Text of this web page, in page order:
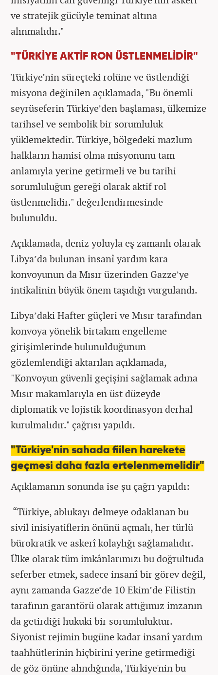
ve stratejik gücüyle teminat altına
alınmalıdır."
"TÜRKİYE AKTİF RON ÜSTLENMELİDİR"
Türkiye’nin süreçteki rolüne ve üstlendiği
misyona değinilen açıklamada, "Bu önemli
seyrüseferin Türkiye’den başlaması, ülkemize
tarihsel ve sembolik bir sorumluluk
yüklemektedir. Türkiye, bölgedeki mazlum
halkların hamisi olma misyonunu tam
anlamıyla yerine getirmeli ve bu tarihi
sorumluluğun gereği olarak aktif rol
üstlenmelidir." değerlendirmesinde
bulunuldu.
Açıklamada, deniz yoluyla eş zamanlı olarak
Libya’da bulunan insanî yardım kara
konvoyunun da Mısır üzerinden Gazze’ye
intikalinin büyük önem taşıdığı vurgulandı.
Libya’daki Hafter güçleri ve Mısır tarafından
konvoya yönelik birtakım engelleme
girişimlerinde bulunulduğunun
gözlemlendiği aktarılan açıklamada,
"Konvoyun güvenli geçişini sağlamak adına
Mısır makamlarıyla en üst düzeyde
diplomatik ve lojistik koordinasyon derhal
kurulmalıdır." çağrısı yapıldı.
"Türkiye'nin sahada fiilen harekete
geçmesi daha fazla ertelenmemelidir"
Açıklamanın sonunda ise şu çağrı yapıldı:
“Türkiye, ablukayı delmeye odaklanan bu
sivil inisiyatiflerin önünü açmalı, her türlü
bürokratik ve askerî kolaylığı sağlamalıdır.
Ülke olarak tüm imkânlarımızı bu doğrultuda
seferber etmek, sadece insanî bir görev değil,
aynı zamanda Gazze’de 10 Ekim’de Filistin
tarafının garantörü olarak attığımız imzanın
da getirdiği hukuki bir sorumluluktur.
Siyonist rejimin bugüne kadar insanî yardım
taahhütlerinin hiçbirini yerine getirmediği
de göz önüne alındığında, Türkiye'nin bu